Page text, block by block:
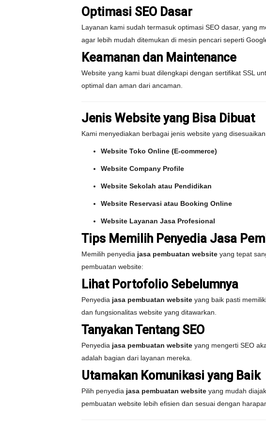
Optimasi SEO Dasar
Layanan kami sudah termasuk optimasi SEO dasar, yang
agar lebih mudah ditemukan di mesin pencari seperti
Keamanan dan Maintenance
Website yang kami buat dilengkapi dengan sertifikat SSL
optimal dan aman dari ancaman.
Jenis Website yang Bisa Dibuat
Kami menyediakan berbagai jenis website yang
Website Toko Online (E-commerce)
Website Company Profile
Website Sekolah atau Pendidikan
Website Reservasi atau Booking Online
Website Layanan Jasa Profesional
Tips Memilih Penyedia Jasa
Memilih penyedia jasa pembuatan website yang tepat
pembuatan website:
Lihat Portofolio Sebelumnya
Penyedia jasa pembuatan website yang baik pasti
dan fungsionalitas website yang ditawarkan.
Tanyakan Tentang SEO
Penyedia jasa pembuatan website yang mengerti SEO
adalah bagian dari layanan mereka.
Utamakan Komunikasi yang Baik
Pilih penyedia jasa pembuatan website yang mudah
pembuatan website lebih efisien dan sesuai dengan